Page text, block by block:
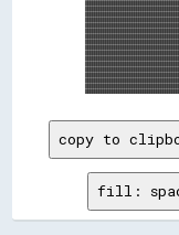
copy to
fill: